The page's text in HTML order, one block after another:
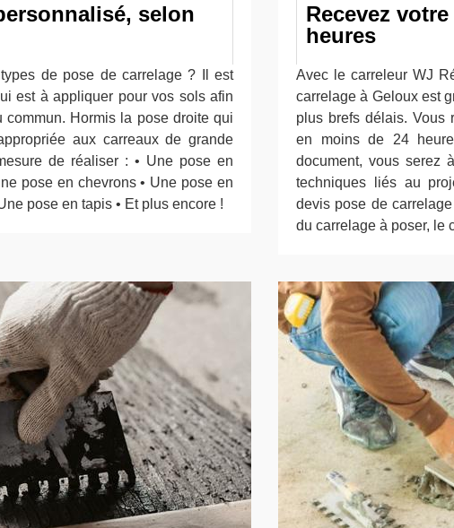
selon
de pose de carrelage ? Il est
est à appliquer pour vos sols afin
Hormis la pose droite qui
aux carreaux de grande
de réaliser : • Une pose en
pose en chevrons • Une pose en
pose en tapis • Et plus encore !
Recevez
heures
Avec le carreleur WJ
carrelage à Geloux est
plus brefs délais. Vous
en moins de 24
document, vous serez
techniques liés au
devis pose de
du carrelage à poser, le